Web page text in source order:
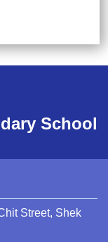
School
Street, Shek